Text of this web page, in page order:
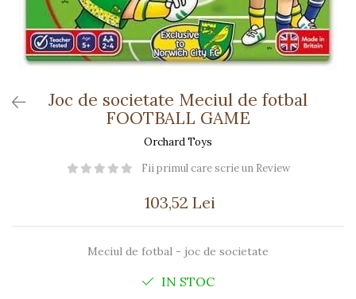
Diverse
Păpuși
Mașinuțe
2-4 AniJoc de societate Meciul de fotbal
FOOTBALL GAME
Orchard Toys
Fii primul care scrie un Review
103,52 Lei
Meciul de fotbal - joc de societate
IN STOC